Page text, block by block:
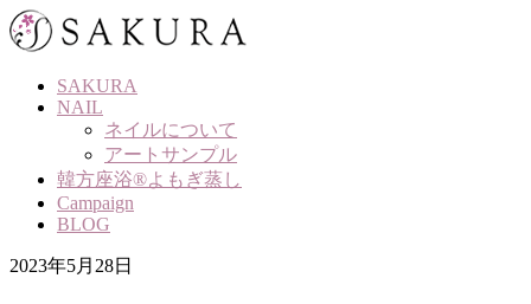
Skip
to
SAKURA
NAIL
ネイルについて
アートサンプル
韓方座浴®よもぎ蒸し
Campaign
BLOG
2023年5月28日